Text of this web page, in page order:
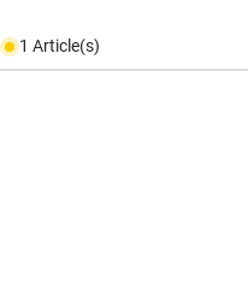
1 Article(s)